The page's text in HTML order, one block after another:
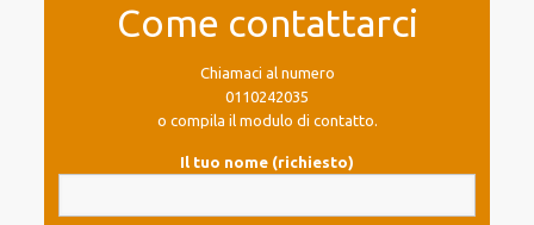
Come contattarci
Chiamaci al numero
0110242035
o compila il modulo di contatto.
Il tuo nome (richiesto)